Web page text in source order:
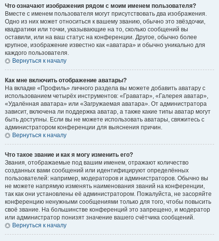
Что означают изображения рядом с моим именем пользователя?
Вместе с именем пользователя могут присутствовать два изображения.
Одно из них может относиться к вашему званию, обычно это звёздочки,
квадратики или точки, указывающие на то, сколько сообщений вы
оставили, или на ваш статус на конференции. Другое, обычно более
крупное, изображение известно как «аватара» и обычно уникально для
каждого пользователя.
Вернуться к началу
Как мне включить отображение аватары?
На вкладке «Профиль» личного раздела вы можете добавить аватару с
использованием четырёх инструментов: «Граватар», «Галерея аватар»,
«Удалённая аватара» или «Загружаемая аватара». От администратора
зависит, включена ли поддержка аватар, а также какие типы аватар могут
быть доступны. Если вы не можете использовать аватары, свяжитесь с
администратором конференции для выяснения причин.
Вернуться к началу
Что такое звание и как я могу изменить его?
Звания, отображаемые под вашим именем, отражают количество
созданных вами сообщений или идентифицируют определённых
пользователей: например, модераторов и администраторов. Обычно вы
не можете напрямую изменять наименования званий на конференции,
так как они установлены её администратором. Пожалуйста, не засоряйте
конференцию ненужными сообщениями только для того, чтобы повысить
своё звание. На большинстве конференций это запрещено, и модератор
или администратор понизят значение вашего счётчика сообщений.
Вернуться к началу